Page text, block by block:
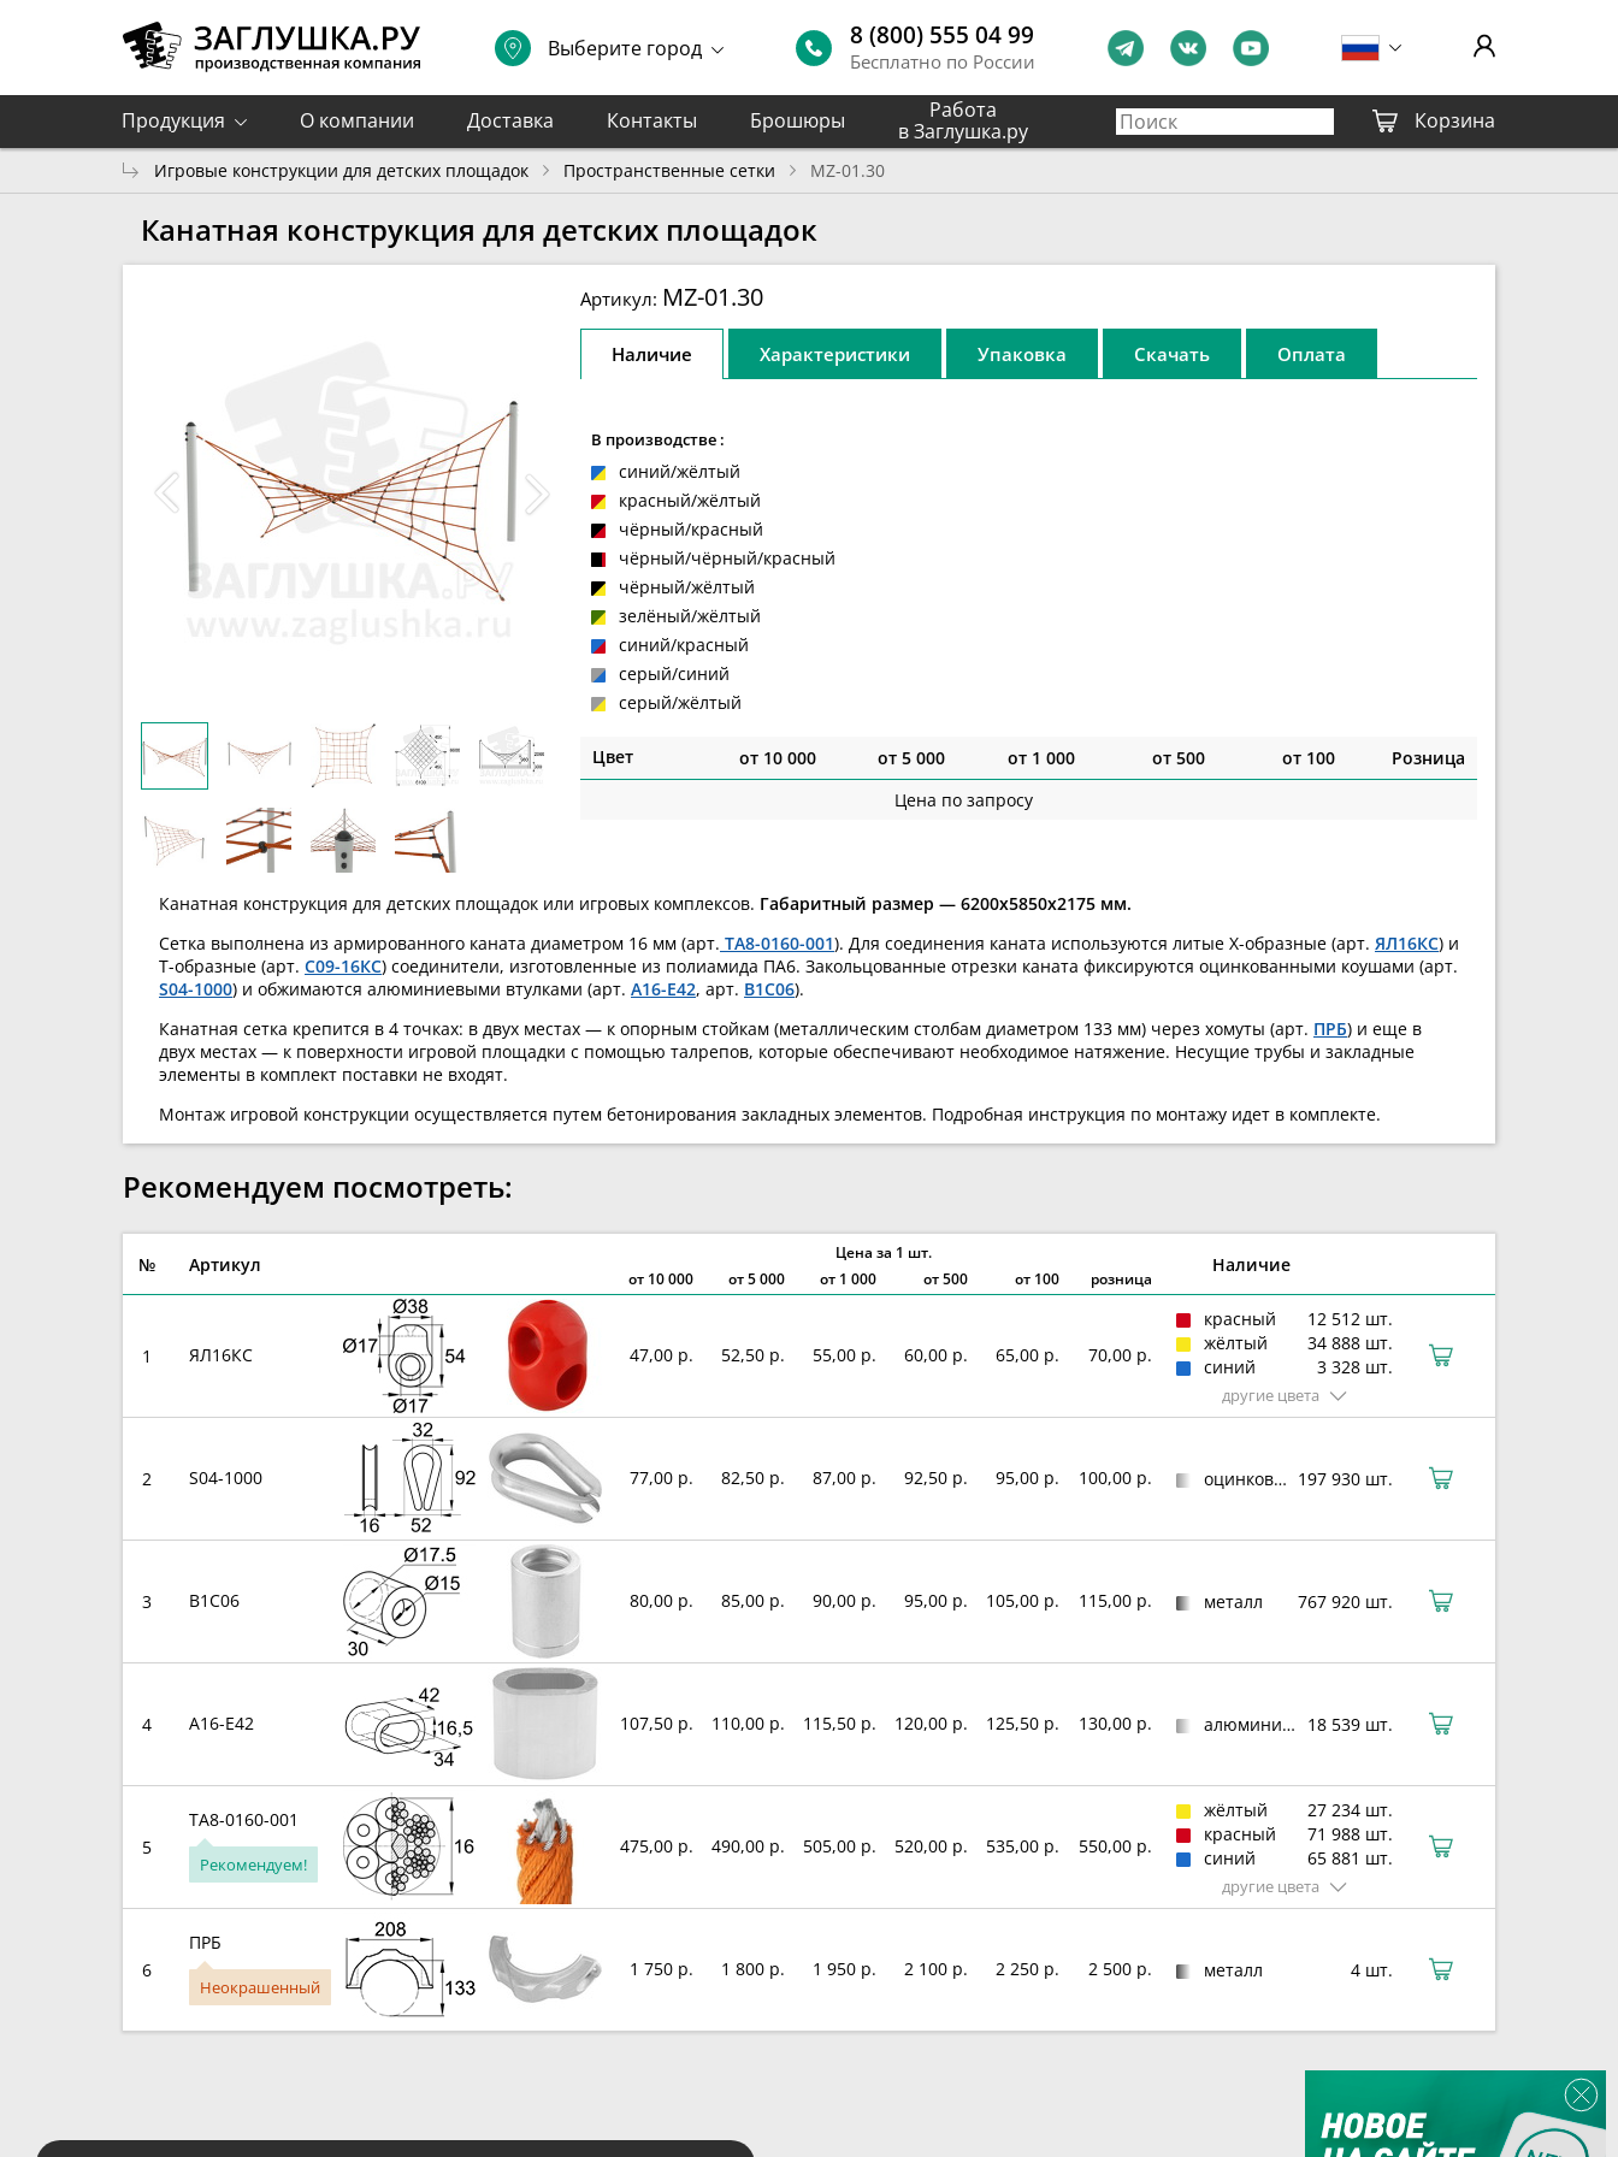
Выберите город 8 (800) 555 04 99
Бесплатно по России
Продукция О компании Доставка Контакты Брошюры
Работа
в Заглушка.ру
Корзина
Игровые конструкции для детских площадок Пространственные сетки MZ-01.30
Канатная конструкция для детских площадок
Артикул: MZ-01.30
Наличие Характеристики Упаковка Скачать Оплата
В производстве :
синий/жёлтый
красный/жёлтый
чёрный/красный
чёрный/чёрный/красный
чёрный/жёлтый
зелёный/жёлтый
синий/красный
серый/синий
серый/жёлтый
Цвет от 10 000 от 5 000 от 1 000 от 500 от 100
Розница
Цена по запросу
Канатная конструкция для детских площадок или игровых комплексов. Габаритный размер — 6200х5850x2175 мм.
Сетка выполнена из армированного каната диаметром 16 мм (арт. TA8-0160-001). Для соединения каната используются литые Х-образные (арт. ЯЛ16КС) и
Т-образные (арт. С09-16КС) соединители, изготовленные из полиамида ПА6. Закольцованные отрезки каната фиксируются оцинкованными коушами (арт.
S04-1000) и обжимаются алюминиевыми втулками (арт. A16-E42, арт. B1C06).
Канатная сетка крепится в 4 точках: в двух местах — к опорным стойкам (металлическим столбам диаметром 133 мм) через хомуты (арт. ПРБ) и еще в
двух местах — к поверхности игровой площадки с помощью талрепов, которые обеспечивают необходимое натяжение. Несущие трубы и закладные
элементы в комплект поставки не входят.
Монтаж игровой конструкции осуществляется путем бетонирования закладных элементов. Подробная инструкция по монтажу идет в комплекте.
Рекомендуем посмотреть:
№ Артикул
Цена за 1 шт.
Наличие
от 10 000 от5 000 от 1 000 от 500 от 100 розница
1 ЯЛ16КС 47,00 р. 52,50 р. 55,00 р. 60,00 р. 65,00 р. 70,00 р.
красный
12 512 шт.
жёлтый
34 888 шт.
синий
3 328 шт.
другие цвета
2 S04-1000 77,00 р. 82,50 р. 87,00 р. 92,50 р. 95,00 р. 100,00 р. оцинкованная сталь 197 930 шт.
3 B1C06 80,00 р. 85,00 р. 90,00 р. 95,00 р. 105,00 р. 115,00 р. металл 767 920 шт.
4 A16-E42 107,50 р. 110,00 р. 115,50 р. 120,00 р. 125,50 р. 130,00 р. алюминиевый сплав 18 539 шт.
5
TA8-0160-001
Рекомендуем!
475,00 р. 490,00 р. 505,00 р. 520,00 р. 535,00 р. 550,00 р.
жёлтый
27 234 шт.
красный
71 988 шт.
синий
65 881 шт.
другие цвета
6
ПРБ
Неокрашенный
1 750 р. 1 800 р. 1 950 р. 2 100 р. 2 250 р. 2 500 р. металл 4 шт.